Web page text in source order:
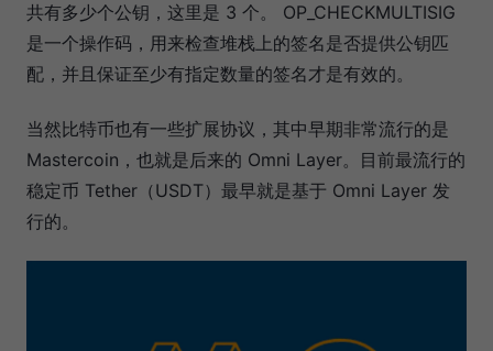
共有多少个公钥，这里是 3 个。 OP_CHECKMULTISIG
是一个操作码，用来检查堆栈上的签名是否提供公钥匹
配，并且保证至少有指定数量的签名才是有效的。
当然比特币也有一些扩展协议，其中早期非常流行的是
Mastercoin，也就是后来的 Omni Layer。目前最流行的
稳定币 Tether（USDT）最早就是基于 Omni Layer 发
行的。